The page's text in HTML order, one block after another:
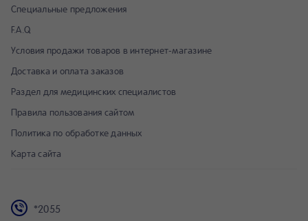
Специальные предложения
F.A.Q
Условия продажи товаров в интернет-магазине
Доставка и оплата заказов
Раздел для медицинских специалистов
Правила пользования сайтом
Политика по обработке данных
Карта сайта
*2055